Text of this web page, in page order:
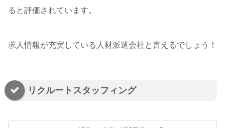
ると評価されています。
求人情報が充実している人材派遣会社と言えるでしょう！
リクルートスタッフィング